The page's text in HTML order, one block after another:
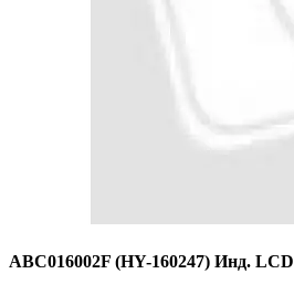
ABC016002F (HY-160247) Инд. LCD